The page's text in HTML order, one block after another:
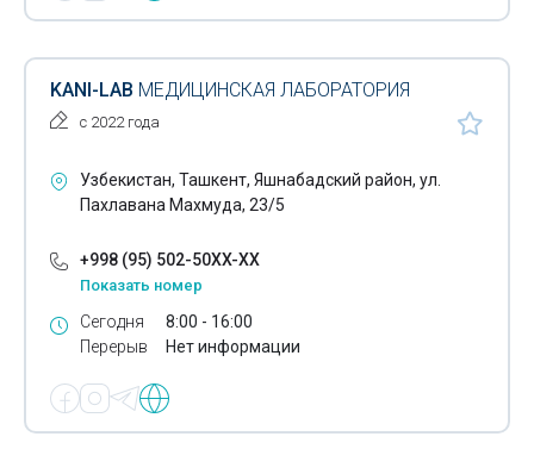
KANI-LAB МЕДИЦИНСКАЯ ЛАБОРАТОРИЯ
с 2022 года
Узбекистан, Ташкент, Яшнабадский район, ул.
Пахлавана Махмуда, 23/5
+998 (95) 502-50XX-XX
Показать номер
Сегодня
Перерыв
8:00 - 16:00
Нет информации